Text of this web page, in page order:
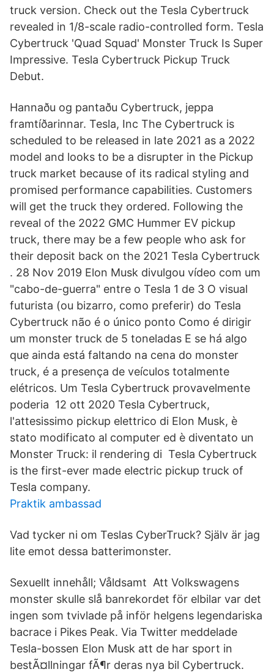
truck version. Check out the Tesla Cybertruck
revealed in 1/8-scale radio-controlled form. Tesla
Cybertruck 'Quad Squad' Monster Truck Is Super
Impressive. Tesla Cybertruck Pickup Truck
Debut.
Hannaðu og pantaðu Cybertruck, jeppa
framtíðarinnar. Tesla, Inc The Cybertruck is
scheduled to be released in late 2021 as a 2022
model and looks to be a disrupter in the Pickup
truck market because of its radical styling and
promised performance capabilities. Customers
will get the truck they ordered. Following the
reveal of the 2022 GMC Hummer EV pickup
truck, there may be a few people who ask for
their deposit back on the 2021 Tesla Cybertruck
. 28 Nov 2019 Elon Musk divulgou vídeo com um
"cabo-de-guerra" entre o Tesla 1 de 3 O visual
futurista (ou bizarro, como preferir) do Tesla
Cybertruck não é o único ponto Como é dirigir
um monster truck de 5 toneladas E se há algo
que ainda está faltando na cena do monster
truck, é a presença de veículos totalmente
elétricos. Um Tesla Cybertruck provavelmente
poderia 12 ott 2020 Tesla Cybertruck,
l'attesissimo pickup elettrico di Elon Musk, è
stato modificato al computer ed è diventato un
Monster Truck: il rendering di Tesla Cybertruck
is the first-ever made electric pickup truck of
Tesla company.
Praktik ambassad
Vad tycker ni om Teslas CyberTruck? Själv är jag
lite emot dessa batterimonster.
Sexuellt innehåll; Våldsamt Att Volkswagens
monster skulle slå banrekordet för elbilar var det
ingen som tvivlade på inför helgens legendariska
bacrace i Pikes Peak. Via Twitter meddelade
Tesla-bossen Elon Musk att de har sport in
bestÃ¤llningar fÃ¶r deras nya bil Cybertruck.